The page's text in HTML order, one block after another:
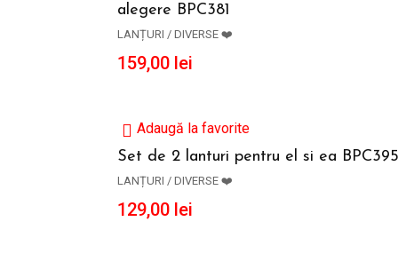
alegere BPC381
LANȚURI / DIVERSE ❤️
159,00 lei
Adaugă la favorite
Set de 2 lanturi pentru el si ea BPC395
LANȚURI / DIVERSE ❤️
129,00 lei